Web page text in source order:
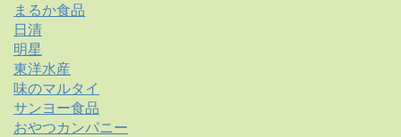
まるか食品
日清
明星
東洋水産
味のマルタイ
サンヨー食品
おやつカンパニー